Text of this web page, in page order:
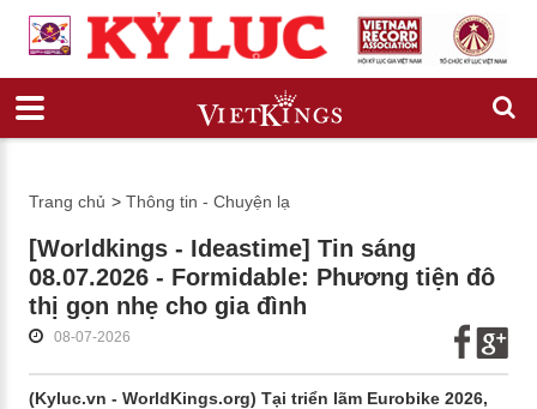
Trang chủ > Thông tin - Chuyện lạ
[Worldkings - Ideastime] Tin sáng
08.07.2026 - Formidable: Phương tiện đô
thị gọn nhẹ cho gia đình
08-07-2026
(Kyluc.vn - WorldKings.org) Tại triển lãm Eurobike 2026,